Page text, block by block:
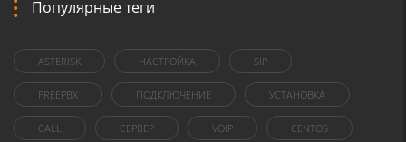
Популярные теги
ASTERISK НАСТРОЙКА SIP
FREEPBX ПОДКЛЮЧЕНИЕ УСТАНОВКА
CALL СЕРВЕР VOIP CENTOS